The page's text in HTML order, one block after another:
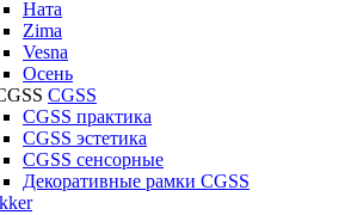
Ната
Zima
Vesna
Осень
CGSS
CGSS практика
CGSS эстетика
CGSS сенсорные
Декоративные рамки CGSS